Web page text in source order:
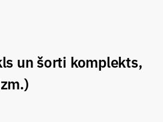
un šorti komplekts,